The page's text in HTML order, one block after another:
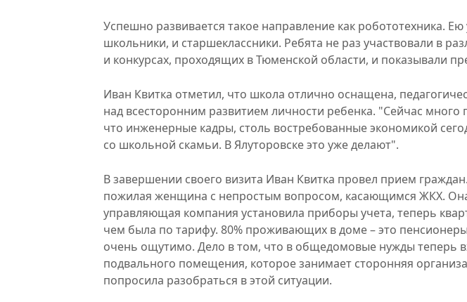
Успешно развивается такое направление как робототехника.
школьники, и старшеклассники. Ребята не раз участвовали в
и конкурсах, проходящих в Тюменской области, и показывали
Иван Квитка отметил, что школа отлично оснащена,
над всесторонним развитием личности ребенка. "Сейчас много
что инженерные кадры, столь востребованные экономикой
со школьной скамьи. В Ялуторовске это уже делают".
В завершении своего визита Иван Квитка провел прием
пожилая женщина с непростым вопросом, касающимся ЖКХ.
управляющая компания установила приборы учета, теперь
чем была по тарифу. 80% проживающих в доме – это
очень ощутимо. Дело в том, что в общедомовые нужды теперь
подвального помещения, которое занимает сторонняя
попросила разобраться в этой ситуации.